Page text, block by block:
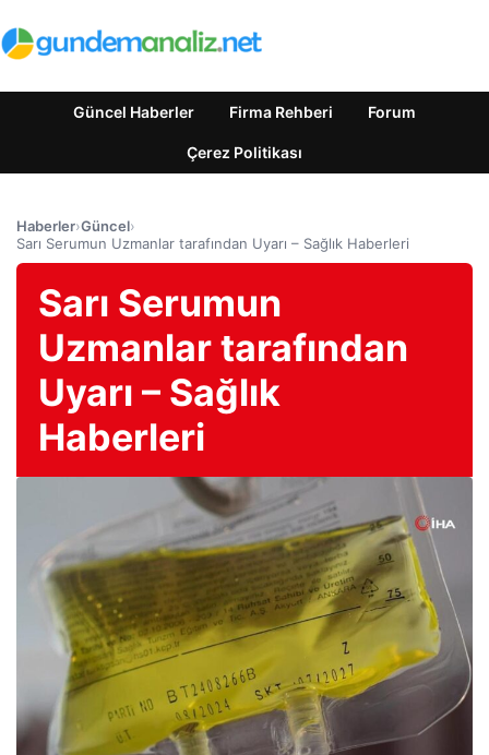
Güncel Haberler Firma Rehberi Forum
Çerez Politikası
Haberler›Güncel›
Sarı Serumun Uzmanlar tarafından Uyarı – Sağlık Haberleri
Sarı Serumun
Uzmanlar tarafından
Uyarı – Sağlık
Haberleri